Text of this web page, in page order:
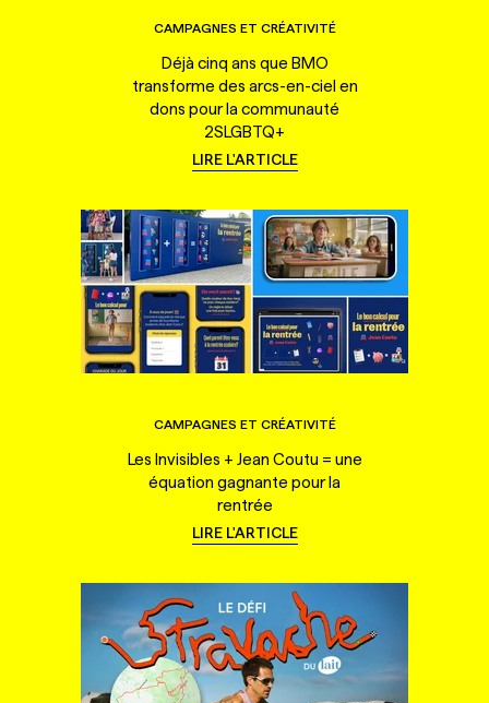
CAMPAGNES ET CRÉATIVITÉ
Déjà cinq ans que BMO
transforme des arcs-en-ciel en
dons pour la communauté
2SLGBTQ+
LIRE L'ARTICLE
CAMPAGNES ET CRÉATIVITÉ
Les Invisibles + Jean Coutu = une
équation gagnante pour la
rentrée
LIRE L'ARTICLE